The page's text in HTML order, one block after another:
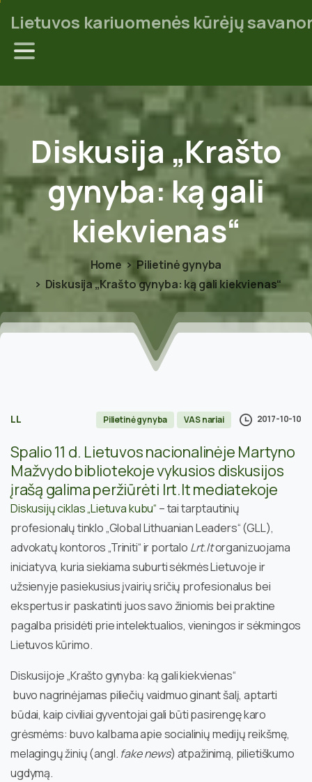
Lietuvos kariuomenės kūrėjų
Diskusija „Krašto
gynyba:kągali
kiekvienas“
Home
Pilietinė gynyba
Diskusija „Krašto gynyba: ką gali kiekvienas“
LL Pilietinė gynyba VAS nariai 2017-10-10
Spalio 11 d. Lietuvos nacionalinėje Martyno
Mažvydo bibliotekoje vykusios diskusijos
įrašą galima peržiūrėti lrt.lt mediatekoje
Diskusijų ciklas „Lietuva kubu“ – tai tarptautinių
profesionalų tinklo „Global Lithuanian Leaders“ (GLL),
advokatų kontoros „Triniti“ ir portalo Lrt.ltorganizuojama
iniciatyva, kuria siekiama suburti sėkmės Lietuvoje ir
užsienyje pasiekusius įvairių sričių profesionalus bei
ekspertus ir paskatinti juos savo žiniomis bei praktine
pagalba prisidėti prie intelektualios, vieningos ir sėkmingos
Lietuvos kūrimo.
Diskusijoje „Krašto gynyba: ką gali kiekvienas“
buvo nagrinėjamas piliečių vaidmuo ginant šalį, aptarti
būdai, kaip civiliai gyventojai gali būti pasirengę karo
grėsmėms: buvo kalbama apie socialinių medijų reikšmę,
melagingų žinių (angl. fake news) atpažinimą, pilietiškumo
ugdymą.